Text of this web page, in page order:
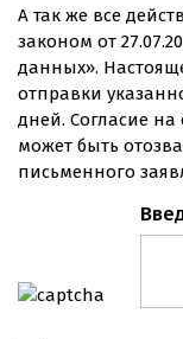
А так же все
законом от
данных».
отправки
дней. Согласие
может быть
письменного